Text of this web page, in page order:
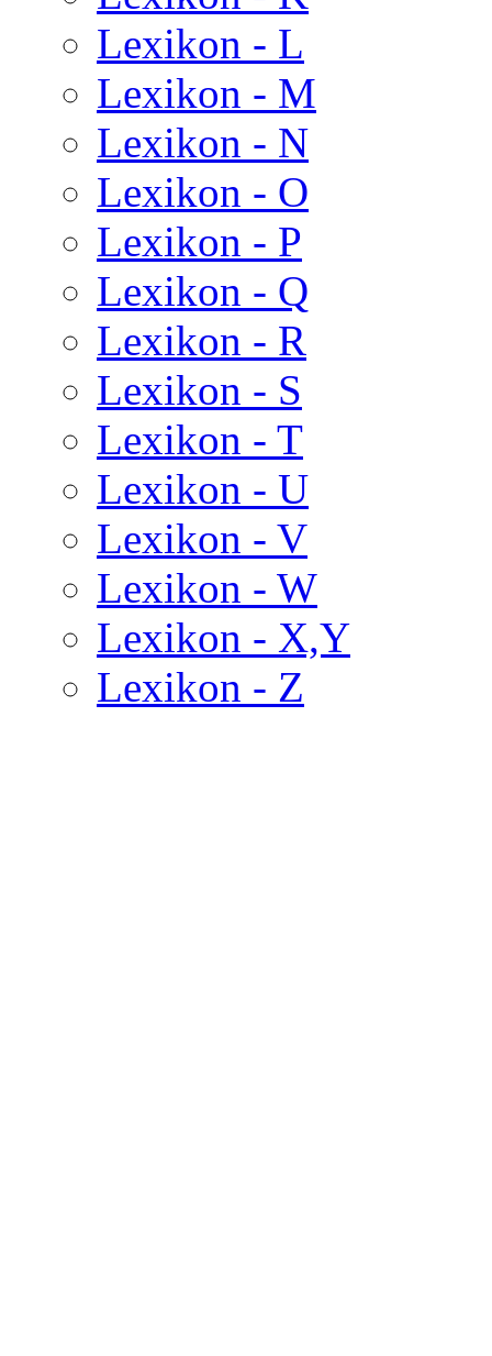
Lexikon - L
Lexikon - M
Lexikon - N
Lexikon - O
Lexikon - P
Lexikon - Q
Lexikon - R
Lexikon - S
Lexikon - T
Lexikon - U
Lexikon - V
Lexikon - W
Lexikon - X,Y
Lexikon - Z